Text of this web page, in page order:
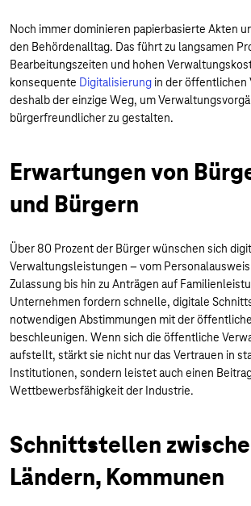
Noch immer dominieren papierbasierte Akten
den Behördenalltag. Das führt zu langsamen
Bearbeitungszeiten und hohen
konsequente Digitalisierung in der öffentlichen
deshalb der einzige Weg, um
bürgerfreundlicher zu gestalten.
Erwartungen von
und Bürgern
Über 80 Prozent der Bürger wünschen sich
Verwaltungsleistungen – vom
Zulassung bis hin zu Anträgen auf
Unternehmen fordern schnelle, digitale
notwendigen Abstimmungen mit der
beschleunigen. Wenn sich die öffentliche
aufstellt, stärkt sie nicht nur das Vertrauen in
Institutionen, sondern leistet auch einen
Wettbewerbsfähigkeit der Industrie.
Schnittstellen
Ländern, Kommunen